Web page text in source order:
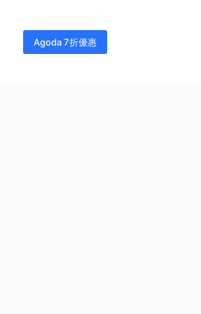
Agoda 7折優惠